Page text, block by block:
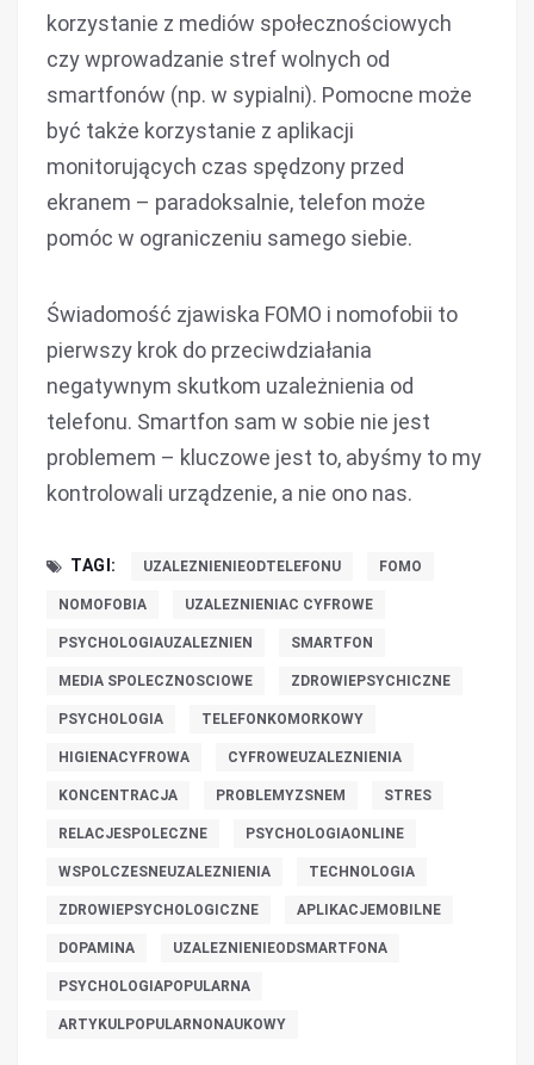
korzystanie z mediów społecznościowych
czy wprowadzanie stref wolnych od
smartfonów (np. w sypialni). Pomocne może
być także korzystanie z aplikacji
monitorujących czas spędzony przed
ekranem – paradoksalnie, telefon może
pomóc w ograniczeniu samego siebie.
Świadomość zjawiska FOMO i nomofobii to
pierwszy krok do przeciwdziałania
negatywnym skutkom uzależnienia od
telefonu. Smartfon sam w sobie nie jest
problemem – kluczowe jest to, abyśmy to my
kontrolowali urządzenie, a nie ono nas.
TAGI: UZALEZNIENIEODTELEFONU FOMO
NOMOFOBIA UZALEZNIENIAC CYFROWE
PSYCHOLOGIAUZALEZNIEN SMARTFON
MEDIA SPOLECZNOSCIOWE ZDROWIEPSYCHICZNE
PSYCHOLOGIA TELEFONKOMORKOWY
HIGIENACYFROWA CYFROWEUZALEZNIENIA
KONCENTRACJA PROBLEMYZSNEM STRES
RELACJESPOLECZNE PSYCHOLOGIAONLINE
WSPOLCZESNEUZALEZNIENIA TECHNOLOGIA
ZDROWIEPSYCHOLOGICZNE APLIKACJEMOBILNE
DOPAMINA UZALEZNIENIEODSMARTFONA
PSYCHOLOGIAPOPULARNA
ARTYKULPOPULARNONAUKOWY